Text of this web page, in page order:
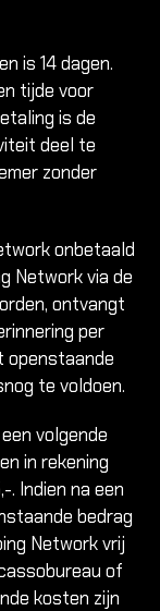
is 14 dagen.
tijde voor
is de
deel te
zonder
onbetaald
Network via de
ontvangt
per
openstaande
te voldoen.
volgende
in rekening
. Indien na een
bedrag
Network vrij
of
kosten zijn